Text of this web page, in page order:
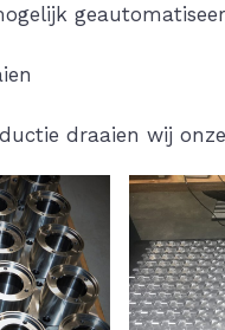
draaien wij